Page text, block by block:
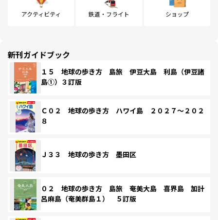
アクティビティ 鉄道・フライト ショップ
新刊ガイドブック
１５ 地球の歩き方 島旅 伊豆大島 利島（伊豆諸
島①）３訂版
Ｃ０２ 地球の歩き方 ハワイ島 ２０２７～２０２
８
Ｊ３３ 地球の歩き方 墨田区
０２ 地球の歩き方 島旅 奄美大島 喜界島 加計
呂麻島（奄美群島１） ５訂版